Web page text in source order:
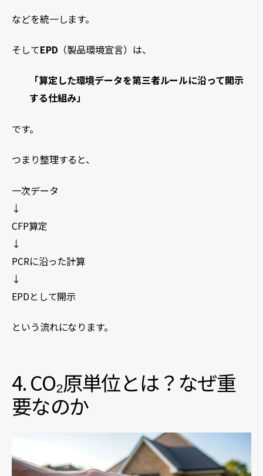
などを統一します。
そしてEPD （製品環境宣言）は、
「算定した環境データを第三者ルールに沿って開示
する仕組み」
です。
つまり整理すると、
一次データ
↓
CFP算定
↓
PCRに沿った計算
↓
EPDとして開示
という流れになります。
4. CO₂原単位とは？なぜ重
要なのか